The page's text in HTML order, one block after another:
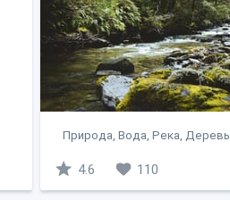
Природа, Вода, Река,
4.6 110